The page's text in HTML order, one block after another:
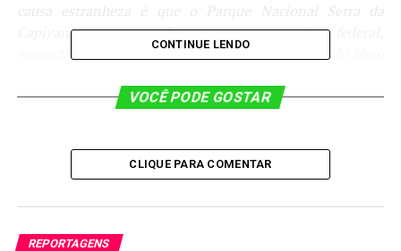
Capivara, uma unidade de conservação federal,
gerenciada pelo ICMBio, autarquia do Ministério do Meio
à reserva, mas como se trata de um parque arqueológico,
natural e cultural.
que todo transeunte que passar pelo município em
CONTINUE LENDO
VOCÊ PODE GOSTAR
CLIQUE PARA COMENTAR
REPORTAGENS